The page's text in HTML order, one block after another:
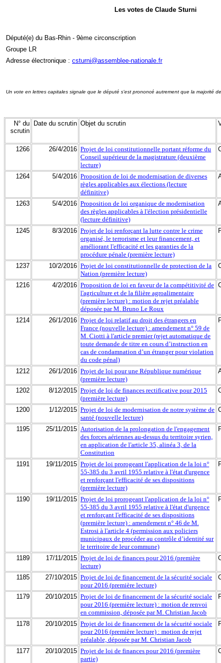
Les votes de Claude Sturni
Député(e) du Bas-Rhin - 9ème circonscription
Groupe LR
Adresse électronique : csturni@assemblee-nationale.fr
Un vote en lettres capitales signale que le député s'est prononcé autrement que la majorité
N° du
scrutin
Date du scrutin Objet du scrutin
1266 26/4/2016 Projet de loi constitutionnelle portant réforme du
Conseil supérieur de la magistrature (deuxième
lecture)
1264 5/4/2016 Proposition de loi de modernisation de diverses
règles applicables aux élections (lecture
définitive)
1263 5/4/2016 Proposition de loi organique de modernisation
des règles applicables à l'élection présidentielle
(lecture définitive)
1245 8/3/2016 Projet de loi renforçant la lutte contre le crime
organisé, le terrorisme et leur financement, et
améliorant l'efficacité et les garanties de la
procédure pénale (première lecture)
1237 10/2/2016 Projet de loi constitutionnelle de protection de la
Nation (première lecture)
1216 4/2/2016 Proposition de loi en faveur de la compétitivité de
l'agriculture et de la filière agroalimentaire
(première lecture) : motion de rejet préalable
déposée par M. Bruno Le Roux
1214 26/1/2016 Projet de loi relatif au droit des étrangers en
France (nouvelle lecture) : amendement n° 59 de
M. Ciotti à l'article premier (rejet automatique de
toute demande de titre en cours d’instruction en
cas de condamnation d’un étranger pour violation
du code pénal)
1212 26/1/2016 Projet de loi pour une République numérique
(première lecture)
1202 8/12/2015 Projet de loi de finances rectificative pour 2015
(première lecture)
1200 1/12/2015 Projet de loi de modernisation de notre système de
santé (nouvelle lecture)
1195 25/11/2015 Autorisation de la prolongation de l'engagement
des forces aériennes au-dessus du territoire syrien,
en application de l'article 35, alinéa 3, de la
Constitution
1191 19/11/2015 Projet de loi prorogeant l'application de la loi n°
55-385 du 3 avril 1955 relative à l'état d'urgence
et renforçant l'efficacité de ses dispositions
(première lecture)
1190 19/11/2015 Projet de loi prorogeant l'application de la loi n°
55-385 du 3 avril 1955 relative à l'état d'urgence
et renforçant l'efficacité de ses dispositions
(première lecture) : amendement n° 46 de M.
Estrosi à l'article 4 (permission aux policiers
municipaux de procéder au contrôle d’identité sur
le territoire de leur commune)
1189 17/11/2015 Projet de loi de finances pour 2016 (première
lecture)
1185 27/10/2015 Projet de loi de financement de la sécurité sociale
pour 2016 (première lecture)
1179 20/10/2015 Projet de loi de financement de la sécurité sociale
pour 2016 (première lecture) : motion de renvoi
en commission, déposée par M. Christian Jacob
1178 20/10/2015 Projet de loi de financement de la sécurité sociale
pour 2016 (première lecture) : motion de rejet
préalable, déposée par M. Christian Jacob
1177 20/10/2015 Projet de loi de finances pour 2016 (première
partie)